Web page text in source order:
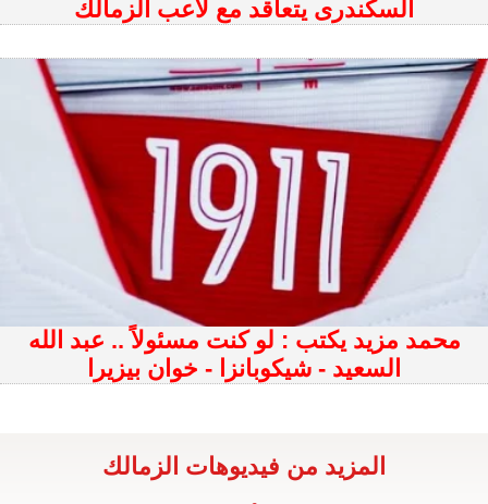
السكندرى يتعاقد مع لاعب الزمالك
محمد مزيد يكتب : لو كنت مسئولاً .. عبد الله
السعيد - شيكوبانزا - خوان بيزيرا
المزيد من فيديوهات الزمالك